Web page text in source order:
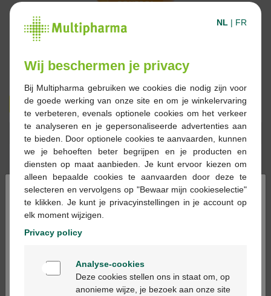
17,35 € 28,95 €
Commander
Stock épuisé
Les jours ouvrables commandé avant 12h, livré
le jour ouvrable suivant
Livraison à domicilegratuite
Paiement
sécurisé
Service clientèlepar chat ouformulaire de contact
×
Bienvenue
NL | FR
Wij beschermen je privacy
Bij Multipharma gebruiken we cookies die nodig zijn voor
de goede werking van onze site en om je winkelervaring
te verbeteren, evenals optionele cookies om het verkeer
te analyseren en je gepersonaliseerde advertenties aan
te bieden. Door optionele cookies te aanvaarden, kunnen
we je behoeften beter begrijpen en je producten en
diensten op maat aanbieden. Je kunt ervoor kiezen om
alleen bepaalde cookies te aanvaarden door deze te
selecteren en vervolgens op "Bewaar mijn cookieselectie"
te klikken. Je kunt je privacyinstellingen in je account op
elk moment wijzigen.
Privacy policy
Analyse-cookies
Deze cookies stellen ons in staat om, op
anonieme wijze, je bezoek aan onze site